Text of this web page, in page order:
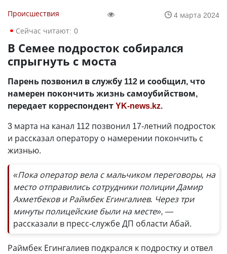
Происшествия
4 марта 2024
Сейчас читают: 0
В Семее подросток собирался
спрыгнуть с моста
Парень позвонил в службу 112 и сообщил, что
намерен покончить жизнь самоубийством,
передает корреспондентYK-news.kz.
3 марта на канал 112 позвонил 17-летний подросток
и рассказал оператору о намерении покончить с
жизнью.
«Пока оператор вела с мальчиком переговоры, на
место отправились сотрудники полиции Дамир
Ахметбеков и Раймбек Егингалиев. Через три
минуты полицейские были на месте», —
рассказали в пресс-службе ДП области Абай.
Раймбек Егингалиев подкрался к подростку и отвел